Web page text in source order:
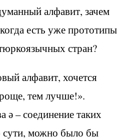
алфавит, зачем
есть уже прототипы
стран?
алфавит, хочется
тем лучше!».
ә – соединение таких
сути, можно было бы